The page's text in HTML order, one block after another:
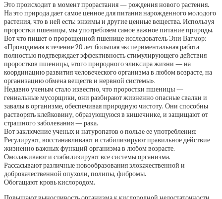
Это происходит в момент прорастания — рождения нового растения.
На это природа дает самое ценное для питания нарожденного молодого
растения, что в ней есть: энзимы и другие ценные вещества. Используя
проростки пшеницы, мы употребляем самое важное питание природы.
Вот что пишет о пророщенной пшенице исследователь Эни Вагмор:
«Проводимая в течение 20 лет большая экспериментальная работа
полностью подтверждает эффективность стимулирующего действия
проростков пшеницы, этого природного эликсира жизни — на
координацию развития человеческого организма в любом возрасте, на
организацию обмена веществ и нервной системы».
Недавно ученым стало известно, что проростки пшеницы —
гениальные мусорщики, они разбирают жизненно опасные свалки и
завалы в организме, обеспечивая природную чистоту. Они способны
растворять клейковину, образующуюся в кишечнике, и защищают от
страшного заболевания — рака.
Вот заключение ученых и натуропатов о пользе ее употребления:
Регулируют, восстанавливают и стабилизируют правильное действие
жизненно важных функций организма в любом возрасте.
Омолаживают и стабилизируют все системы организма.
Рассасывают различные новообразования злокачественной и
доброкачественной опухоли, полипы, фибромы.
Обогащают кровь кислородом.